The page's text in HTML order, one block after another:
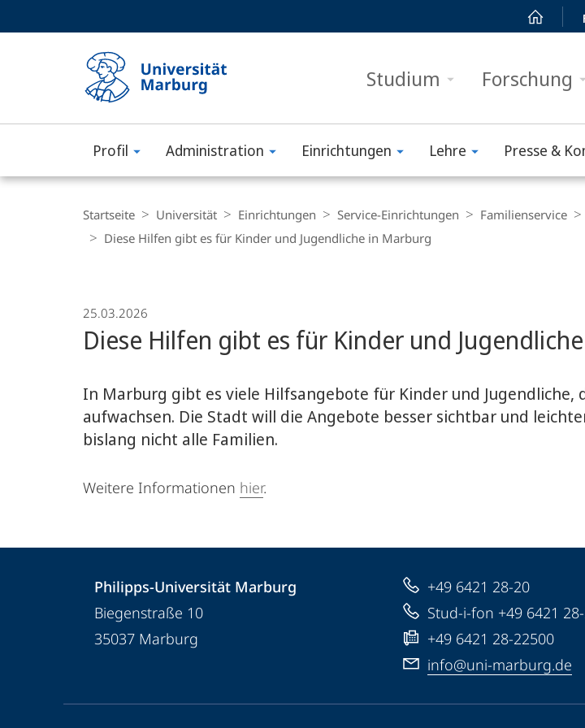
Studium Forschung
Philipps-
Universität
Marburg
Profil Administration Einrichtungen Lehre Presse &
Navigation
Startseite Universität Einrichtungen Service-Einrichtungen Familienservice
Diese Hilfen gibt es für Kinder und Jugendliche in Marburg
25.03.2026
Diese Hilfen gibt es für Kinder und
In Marburg gibt es viele Hilfsangebote für Kinder und
aufwachsen. Die Stadt will die Angebote besser sichtbar und
bislang nicht alle Familien.
Weitere Informationen hier.
Informationen
Kontaktinformationen
Philipps-
Universität
Marburg
Philipps-Universität Marburg
Biegenstraße 10
35037 Marburg
+49 6421 28-20
Stud-i-fon +49 6421
+49 6421 28-22500
info@uni-marburg.de